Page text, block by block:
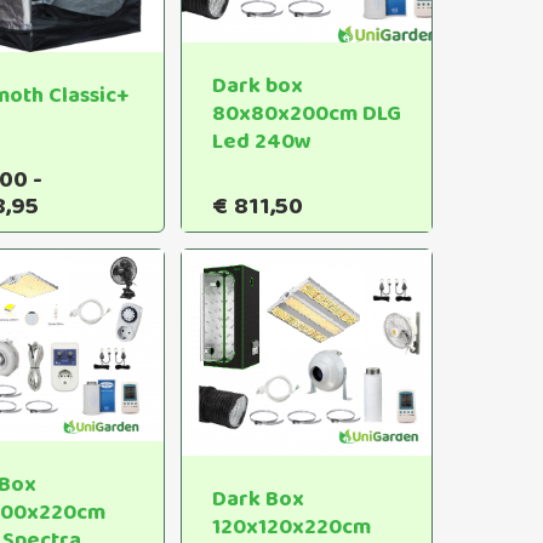
worden
op
productpagina
Classic+
-
Prijsklasse:
€70,00
tot
€328,95
heeft
meerdere
variaties.
Deze
optie
kan
gekozen
de
Dark box
80x80x200cm DLG
Led 240w
€ 811,50
Dark Box
120x120x220cm